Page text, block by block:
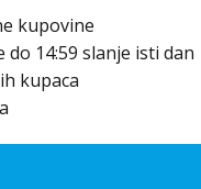
kupovine
do 14:59 slanje isti dan
kupaca